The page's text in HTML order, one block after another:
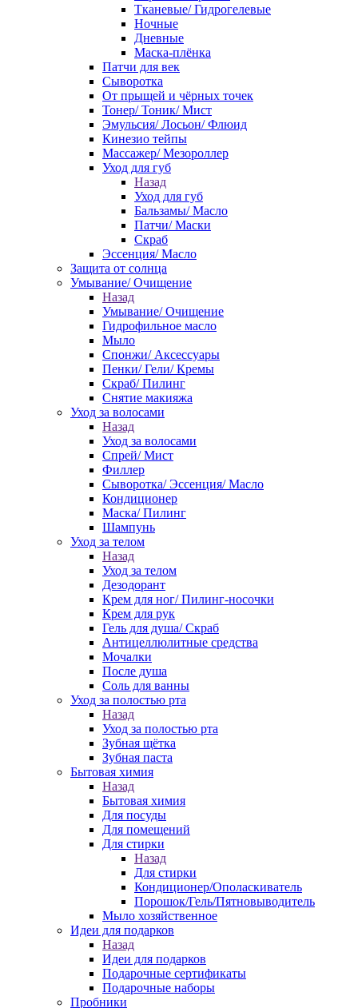
Тканевые/ Гидрогелевые
Ночные
Дневные
Маска-плёнка
Патчи для век
Сыворотка
От прыщей и чёрных точек
Тонер/ Тоник/ Мист
Эмульсия/ Лосьон/ Флюид
Кинезио тейпы
Массажер/ Мезороллер
Уход для губ
Назад
Уход для губ
Бальзамы/ Масло
Патчи/ Маски
Скраб
Эссенция/ Масло
Защита от солнца
Умывание/ Очищение
Назад
Умывание/ Очищение
Гидрофильное масло
Мыло
Спонжи/ Аксессуары
Пенки/ Гели/ Кремы
Скраб/ Пилинг
Снятие макияжа
Уход за волосами
Назад
Уход за волосами
Спрей/ Мист
Филлер
Сыворотка/ Эссенция/ Масло
Кондиционер
Маска/ Пилинг
Шампунь
Уход за телом
Назад
Уход за телом
Дезодорант
Крем для ног/ Пилинг-носочки
Крем для рук
Гель для душа/ Скраб
Антицеллюлитные средства
Мочалки
После душа
Соль для ванны
Уход за полостью рта
Назад
Уход за полостью рта
Зубная щётка
Зубная паста
Бытовая химия
Назад
Бытовая химия
Для посуды
Для помещений
Для стирки
Назад
Для стирки
Кондиционер/Ополаскиватель
Порошок/Гель/Пятновыводитель
Мыло хозяйственное
Идеи для подарков
Назад
Идеи для подарков
Подарочные сертификаты
Подарочные наборы
Пробники